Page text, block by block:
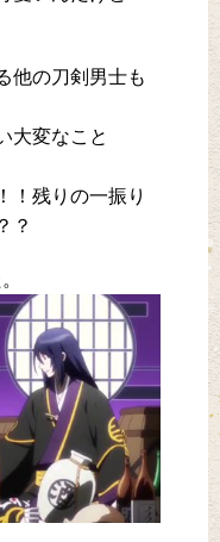
他の刀剣男士も
大変なこと
！残りの一振り
？